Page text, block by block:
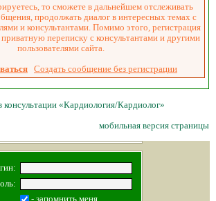
то сможете в дальнейшем отслеживать
продолжать диалог в интересных темах с
и консультантами. Помимо этого, регистрация
переписку с консультантами и другими
пользователями сайта.
Создать сообщение без регистрации
консультации «Кардиология/Кардиолог»
мобильная версия страницы
- запомнить меня